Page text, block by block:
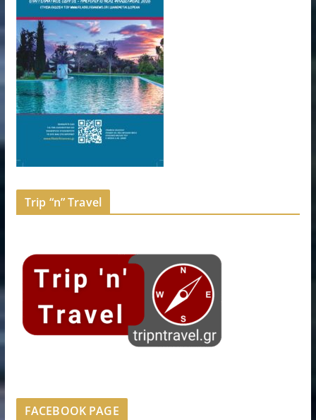
Trip “n” Travel
FACEBOOK PAGE